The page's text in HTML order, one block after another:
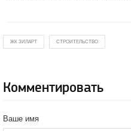
ЖК ЗИЛАРТ СТРОИТЕЛЬСТВО
Комментировать
Ваше имя